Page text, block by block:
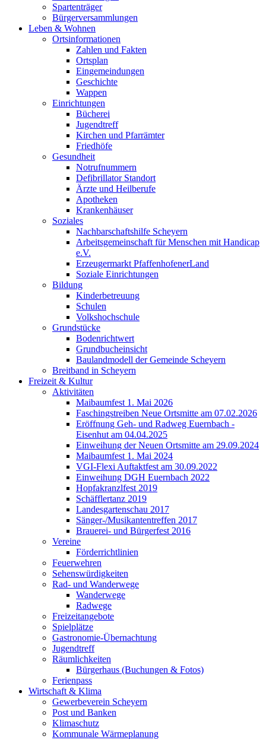
Spartenträger
Bürgerversammlungen
Leben & Wohnen
Ortsinformationen
Zahlen und Fakten
Ortsplan
Eingemeindungen
Geschichte
Wappen
Einrichtungen
Bücherei
Jugendtreff
Kirchen und Pfarrämter
Friedhöfe
Gesundheit
Notrufnummern
Defibrillator Standort
Ärzte und Heilberufe
Apotheken
Krankenhäuser
Soziales
Nachbarschaftshilfe Scheyern
Arbeitsgemeinschaft für Menschen mit Handicap
e.V.
Erzeugermarkt PfaffenhofenerLand
Soziale Einrichtungen
Bildung
Kinderbetreuung
Schulen
Volkshochschule
Grundstücke
Bodenrichtwert
Grundbucheinsicht
Baulandmodell der Gemeinde Scheyern
Breitband in Scheyern
Freizeit & Kultur
Aktivitäten
Maibaumfest 1. Mai 2026
Faschingstreiben Neue Ortsmitte am 07.02.2026
Eröffnung Geh- und Radweg Euernbach -
Eisenhut am 04.04.2025
Einweihung der Neuen Ortsmitte am 29.09.2024
Maibaumfest 1. Mai 2024
VGI-Flexi Auftaktfest am 30.09.2022
Einweihung DGH Euernbach 2022
Hopfakranzlfest 2019
Schäfflertanz 2019
Landesgartenschau 2017
Sänger-/Musikantentreffen 2017
Brauerei- und Bürgerfest 2016
Vereine
Förderrichtlinien
Feuerwehren
Sehenswürdigkeiten
Rad- und Wanderwege
Wanderwege
Radwege
Freizeitangebote
Spielplätze
Gastronomie-Übernachtung
Jugendtreff
Räumlichkeiten
Bürgerhaus (Buchungen & Fotos)
Ferienpass
Wirtschaft & Klima
Gewerbeverein Scheyern
Post und Banken
Klimaschutz
Kommunale Wärmeplanung